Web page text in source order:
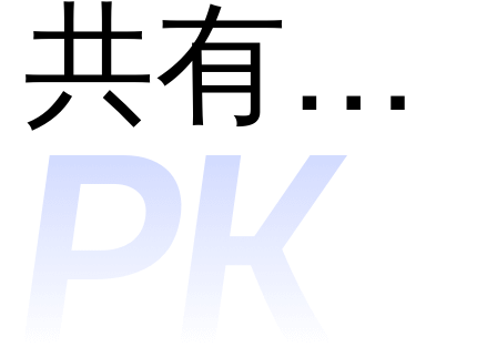
凡科快
图哪个
共有分类：在线作图